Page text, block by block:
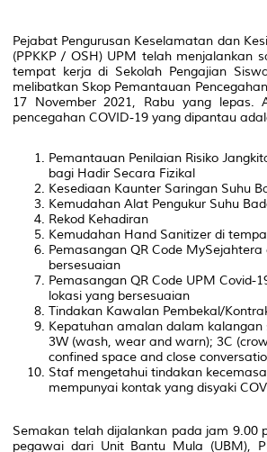
Pejabat Pengurusan Keselamatan dan
(PPKKP / OSH) UPM telah menjalankan
tempat kerja di Sekolah Pengajian
melibatkan Skop Pemantauan
17 November 2021, Rabu yang lepas.
pencegahan COVID-19 yang dipantau
Pemantauan Penilaian Risiko
bagi Hadir Secara Fizikal
Kesediaan Kaunter Saringan Suhu
Kemudahan Alat Pengukur Suhu
Rekod Kehadiran
Kemudahan Hand Sanitizer di
Pemasangan QR Code MySejahtera
bersesuaian
Pemasangan QR Code UPM Covid-
lokasi yang bersesuaian
Tindakan Kawalan Pembekal/
Kepatuhan amalan dalam kalangan
3W (wash, wear and warn); 3C
confined space and close
Staf mengetahui tindakan
mempunyai kontak yang disyaki
Semakan telah dijalankan pada jam 9.00
pegawai dari Unit Bantu Mula (UBM),